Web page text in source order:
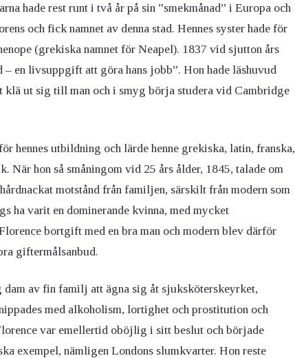
hade rest runt i två år på sin ”smekmånad” i Europa och
och fick namnet av denna stad. Hennes syster hade för
(grekiska namnet för Neapel). 1837 vid sjutton års
en livsuppgift att göra hans jobb”. Hon hade läshuvud
klä ut sig till man och i smyg börja studera vid Cambridge
hennes utbildning och lärde henne grekiska, latin, franska,
hon så småningom vid 25 års ålder, 1845, talade om
motstånd från familjen, särskilt från modern som
ha varit en dominerande kvinna, med mycket
bortgift med en bra man och modern blev därför
giftermålsanbud.
dam av fin familj att ägna sig åt sjuksköterskeyrket,
med alkoholism, lortighet och prostitution och
var emellertid oböjlig i sitt beslut och började
exempel, nämligen Londons slumkvarter. Hon reste